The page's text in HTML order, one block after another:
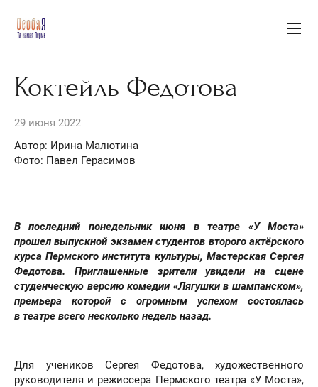
Коктейль Федотова
29 июня 2022
Автор: Ирина Малютина
Фото: Павел Герасимов
В последний понедельник июня в театре «У Моста»
прошел выпускной экзамен студентов второго актёрского
курса Пермского института культуры, Мастерская Сергея
Федотова. Приглашенные зрители увидели на сцене
студенческую версию комедии «Лягушки в шампанском»,
премьера которой с огромным успехом состоялась
в театре всего несколько недель назад.
Для учеников Сергея Федотова, художественного
руководителя и режиссера Пермского театра «У Моста»,